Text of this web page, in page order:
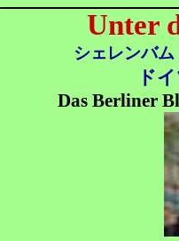
Unter
シェレンバム
ド
Das Berliner